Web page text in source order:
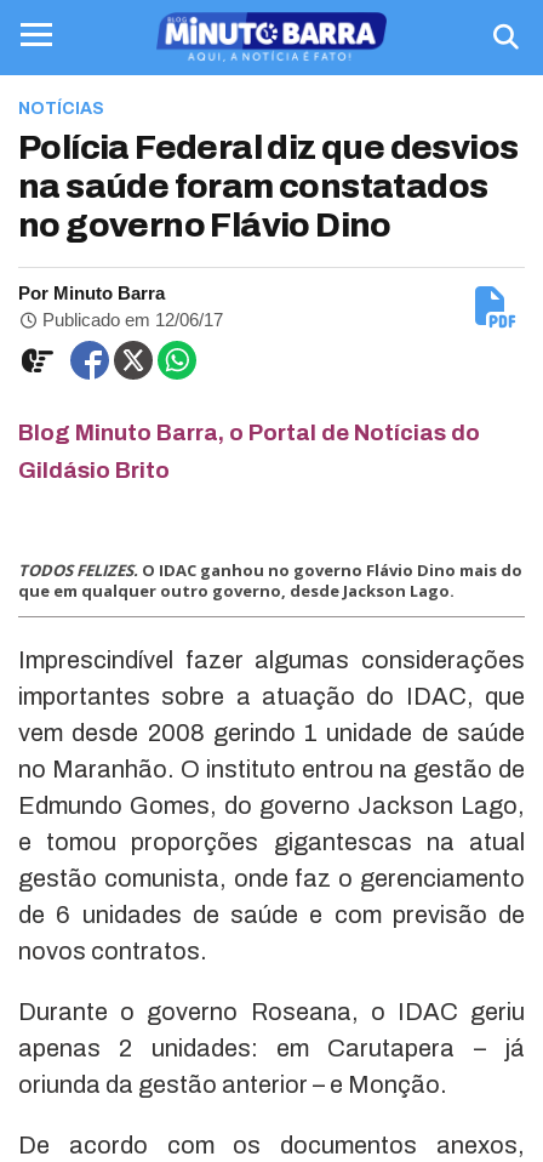
NOTÍCIAS
Polícia Federal diz que desvios
na saúde foram constatados
no governo Flávio Dino
Por Minuto Barra
Publicado em 12/06/17
Blog Minuto Barra, o Portal de Notícias do
Gildásio Brito
TODOS FELIZES. O IDAC ganhou no governo Flávio Dino mais do
que em qualquer outro governo, desde Jackson Lago.
Imprescindível fazer algumas considerações
importantes sobre a atuação do IDAC, que
vem desde 2008 gerindo 1 unidade de saúde
no Maranhão. O instituto entrou na gestão de
Edmundo Gomes, do governo Jackson Lago,
e tomou proporções gigantescas na atual
gestão comunista, onde faz o gerenciamento
de 6 unidades de saúde e com previsão de
novos contratos.
Durante o governo Roseana, o IDAC geriu
apenas 2 unidades: em Carutapera – já
oriunda da gestão anterior – e Monção.
De acordo com os documentos anexos,